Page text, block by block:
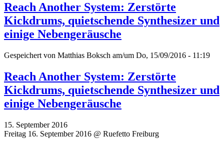
Reach Another System: Zerstörte
Kickdrums, quietschende Synthesizer und
einige Nebengeräusche
Gespeichert von Matthias Boksch am/um Do, 15/09/2016 - 11:19
Reach Another System: Zerstörte
Kickdrums, quietschende Synthesizer und
einige Nebengeräusche
15. September 2016
Freitag 16. September 2016 @ Ruefetto Freiburg